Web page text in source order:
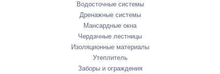
Водосточные системы
Дренажные системы
Мансардные окна
Чердачные лестницы
Изоляционные материалы
Утеплитель
Заборы и ограждения